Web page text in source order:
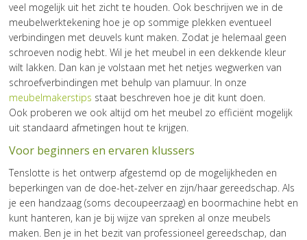
veel mogelijk uit het zicht te houden. Ook beschrijven we in de
meubelwerktekening hoe je op sommige plekken eventueel
verbindingen met deuvels kunt maken. Zodat je helemaal geen
schroeven nodig hebt. Wil je het meubel in een dekkende kleur
wilt lakken. Dan kan je volstaan met het netjes wegwerken van
schroefverbindingen met behulp van plamuur. In onze
meubelmakerstips staat beschreven hoe je dit kunt doen.
Ook proberen we ook altijd om het meubel zo efficiënt mogelijk
uit standaard afmetingen hout te krijgen.
Voor beginners en ervaren klussers
Tenslotte is het ontwerp afgestemd op de mogelijkheden en
beperkingen van de doe-het-zelver en zijn/haar gereedschap. Als
je een handzaag (soms decoupeerzaag) en boormachine hebt en
kunt hanteren, kan je bij wijze van spreken al onze meubels
maken. Ben je in het bezit van professioneel gereedschap, dan